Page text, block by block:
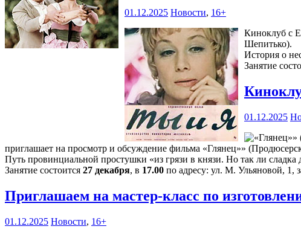
01.12.2025 Новости, 16+
Киноклуб с
Шепитько).
История о
Занятие
01.12.2025
приглашает на просмотр и обсуждение фильма «Глянец»»
Путь провинциальной простушки «из грязи в князи. Но так ли сладка
Занятие состоится 27 декабря, в 17.00 по адресу: ул. М. Ульяновой, 1,
Приглашаем на мастер-класс по
01.12.2025 Новости, 16+